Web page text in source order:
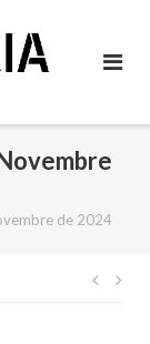
de 2024